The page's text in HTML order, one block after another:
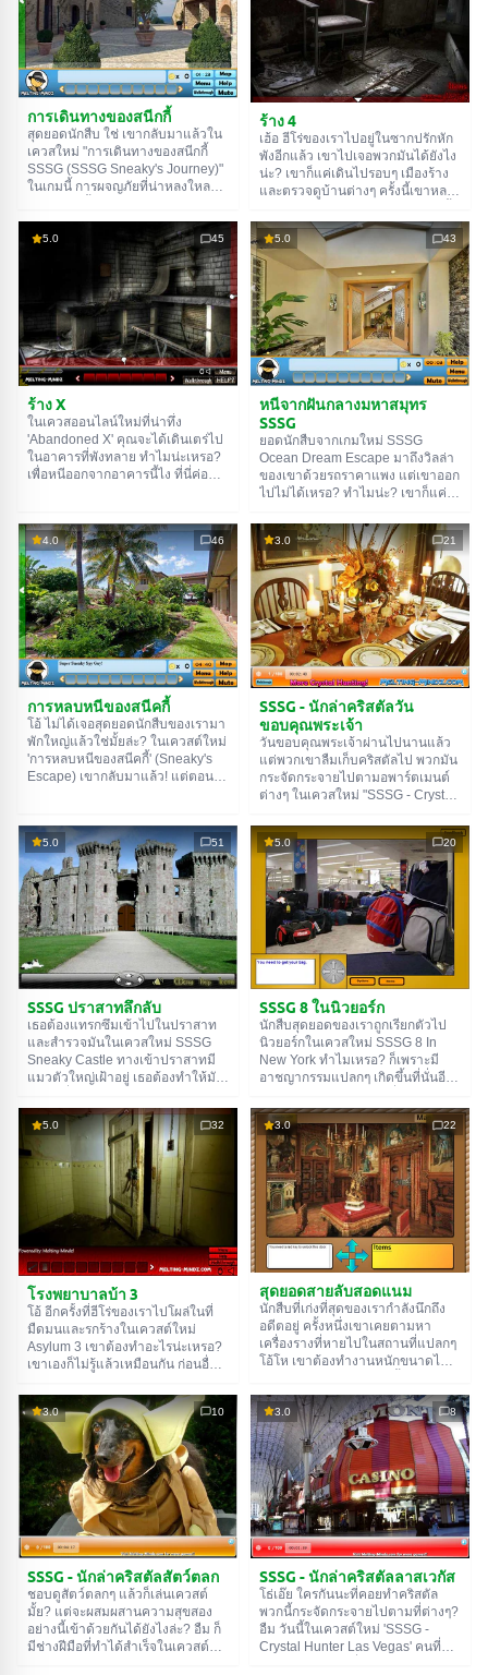
การเดินทางของสนีกกี้
สุดยอดนักสืบ ใช่ เขากลับมาแล้วใน
เควสใหม่ "การเดินทางของสนีกกี้
SSSG (SSSG Sneaky's Journey)"
ในเกมนี้ การผจญภัยที่น่าหลงใหลรอ
แน่นอน เขาสามารถเพลิดเพลินกับ
การผจญภัยของเขาเองได้ แต่เขาแค่
อยากแบ่งปันกับคุณ ตรวจสอบทุก
อย่างที่นี่อย่างระมัดระวัง พยายามหา
ของที่มีประโยชน์เพื่อนำไปใช้ในภาย
หลัง ใช่ ฮีโร่ของเราไม่ได้แค่เดินเล่น
อยู่ที่นี่... เขากำลังมองหาอัญมณี
ล้ำค่าที่พวกหัวขโมยซ่อนไว้ที่นี่ เอา
ล่ะ ช่วยเขาหาพวกมันและส่งคืนให้
เจ้าของ ขอให้โชคดี!
ร้าง 4
เฮ้อ ฮีโร่ของเราไปอยู่ในซากปรักหัก
พังอีกแล้ว เขาไปเจอพวกมันได้ยังไง
น่ะ? เขาก็แค่เดินไปรอบๆ เมืองร้าง
และตรวจดูบ้านต่างๆ ครั้งนี้เขาหลง
เขาออกจากที่นี่ไม่ได้แล้ว ในเควส
ใหม่ 'Abandoned 4' คุณจะต้องช่วย
ฮีโร่ของเราออกจากซากปรักหักพัง
เหล่านี้เพื่อให้เขากลับบ้านได้อย่าง
ปลอดภัย โชคดี!
5.0 45
ร้าง X
ในเควสออนไลน์ใหม่ที่น่าทึ่ง
'Abandoned X' คุณจะได้เดินเตร่ไป
ในอาคารที่พังทลาย ทำไมน่ะเหรอ?
เพื่อหนีออกจากอาคารนี้ไง ที่นี่ค่อน
ประโยชน์อยู่ท่ามกลางซากปรักหักพัง
ทั้งหมดนี้ ที่นี่มีสถานที่ค่อนข้างเยอะ
คุณเลยต้องสำรวจทุกอย่างอย่างระ
มัดระวังมากๆ โชคดี!
5.0 43
หนีจากฝันกลางมหาสมุทร
SSSG
ยอดนักสืบจากเกมใหม่ SSSG
Ocean Dream Escape มาถึงวิลล่า
ของเขาด้วยรถราคาแพง แต่เขาออก
ไปไม่ได้เหรอ? ทำไมน่ะ? เขาก็แค่
เขาไม่อยากเดินกลับบ้าน เขาเลย
ตัดสินใจจะค้นวิลล่าของเขาอีกครั้ง
เพื่อหากุญแจ คุณจะต้องช่วยเขาใน
ภารกิจนี้ เพราะมันจะช่วยประหยัด
เวลาและงานจะเสร็จได้ดีกว่ามาก
โชคดี!
4.0 46
การหลบหนีของสนีคกี้
โอ้ ไม่ได้เจอสุดยอดนักสืบของเรามา
พักใหญ่แล้วใช่มั้ยล่ะ? ในเควสต์ใหม่
'การหลบหนีของสนีคกี้' (Sneaky's
Escape) เขากลับมาแล้ว! แต่ตอนนี้
สาเหตุที่เขาไม่ได้ติดต่อมาก็เพราะ
ว่าเขาติดอยู่ในวิลล่าหลังใหญ่นี่
แหละ บางทีเขาอาจจะกำลังพักผ่อน
หรืออาจจะกำลังพยายามหาทางออก
อยู่ก็ได้ ไม่ว่ายังไงก็ตาม คุณต้อง
ช่วยเขา เพราะเขาไม่มีวันทำให้คุณ
ผิดหวังแน่นอน ไปช่วยนักสืบของเรา
ให้เป็นอิสระกันเถอะ โชคดี!
3.0 21
SSSG - นักล่าคริสตัลวัน
ขอบคุณพระเจ้า
วันขอบคุณพระเจ้าผ่านไปนานแล้ว
แต่พวกเขาลืมเก็บคริสตัลไป พวกมัน
กระจัดกระจายไปตามอพาร์ตเมนต์
ต่างๆ ในเควสใหม่ "SSSG - Crystal
หามันเจอได้ยังไงตอนนี้? ต้องใช้คน
ที่ช่างสังเกตมากๆ เพราะมีคริสตัลอยู่
ร้อยชิ้นพอดี งั้นคุณจะรับงานนี้มั้ย?
เยี่ยมเลย ตอนนี้คริสตัลทั้งหมดจะถูก
รวบรวมและส่งคืนพิพิธภัณฑ์อย่าง
แน่นอน เอาล่ะ ไม่ต้องรีบ ค่อยๆ
ตรวจสอบทุกอพาร์ตเมนต์อย่าง
ละเอียด ขอให้โชคดี!
5.0 51
SSSG ปราสาทลึกลับ
เธอต้องแทรกซึมเข้าไปในปราสาท
และสำรวจมันในเควสใหม่ SSSG
Sneaky Castle ทางเข้าปราสาทมี
แมวตัวใหญ่เฝ้าอยู่ เธอต้องทำให้มัน
ทำให้แมวพอใจได้อย่างไรและจะไป
หาของนี้ได้จากที่ไหน? เราไม่รู้ว่า
อะไร แต่เรารู้แน่นอนว่ามันต้องอยู่
ใกล้ๆ นี้แหละ และนั่นหมายความว่า
อะไร? ถูกต้อง เธอต้องมองไปรอบๆ
อย่างละเอียดก่อนที่จะไปต่อ ใน
ปราสาท เธอต้องสำรวจทุกอย่าง
อย่างละเอียด ทดสอบมัน เพื่อที่เธอจะ
ได้เล่าให้เพื่อนๆ ฟังได้อย่างมีสีสันใน
ภายหลัง ขอให้โชคดี!
5.0 20
SSSG 8 ในนิวยอร์ก
นักสืบสุดยอดของเราถูกเรียกตัวไป
นิวยอร์กในเควสใหม่ SSSG 8 In
New York ทำไมเหรอ? ก็เพราะมี
อาชญากรรมแปลกๆ เกิดขึ้นที่นั่นอีก
จัดการได้ เอาล่ะ พระเอกของเรา
กำลังจะออกเดินทางแล้ว เขาตัดสิน
ใจไปโดยเครื่องบินเพื่อไม่ให้เสียเวลา
มาก แต่พระเอกของเราไม่ค่อยได้
มาสนามบินนี้บ่อยนัก เลยสับสนเล็ก
น้อย ช่วยเขาหน่อยแล้วพาเขาขึ้น
เครื่องบินนะ ขอให้โชคดี!
5.0 32
โรงพยาบาลบ้า 3
โอ้ อีกครั้งที่ฮีโร่ของเราไปโผล่ในที่
มืดมนและรกร้างในเควสต์ใหม่
Asylum 3 เขาต้องทำอะไรน่ะเหรอ?
เขาเองก็ไม่รู้แล้วเหมือนกัน ก่อนอื่น
ค่อยลงมือทำอะไรสักอย่าง ทำไมนาย
ล่ะ? เพราะนายจะได้เล่นเป็นฮีโร่ของ
เราไงล่ะ ใช่แล้ว สำรวจทุกห้องให้ดีๆ
ใส่ใจรายละเอียดด้วยนะ เพราะที่นี่มี
ความลับต่างๆ เยอะแยะเลย โชคดี!
3.0 22
สุดยอดสายลับสอดแนม
นักสืบที่เก่งที่สุดของเรากำลังนึกถึง
อดีตอยู่ ครั้งหนึ่งเขาเคยตามหา
เครื่องรางที่หายไปในสถานที่แปลกๆ
โอ้โห เขาต้องทำงานหนักขนาดไหน
ทำงานแล้ว เพราะในเควสต์ใหม่
'Super Sneaky Spy Guy (SSSG) 3'
ฮีโร่ของเราให้โอกาสนายได้รำลึกถึง
วัยหนุ่มของเขา อืม ตั้งใจให้ดีนะ
อย่าลืมใช้ของที่หาเจอด้วยล่ะ โชคดี!
3.0 10
SSSG - นักล่าคริสตัลสัตว์ตลก
ชอบดูสัตว์ตลกๆ แล้วก็เล่นเควสต์
มั้ย? แต่จะผสมผสานความสุขสอง
อย่างนี้เข้าด้วยกันได้ยังไงล่ะ? อืม ก็
มีช่างฝีมือที่ทำได้สำเร็จในเควสต์
3.0 8
SSSG - นักล่าคริสตัลลาสเวกัส
โธ่เอ๊ย ใครกันนะที่คอยทำคริสตัล
พวกนี้กระจัดกระจายไปตามที่ต่างๆ?
อืม วันนี้ในเควสต์ใหม่ 'SSSG -
Crystal Hunter Las Vegas' คนที่ทำ